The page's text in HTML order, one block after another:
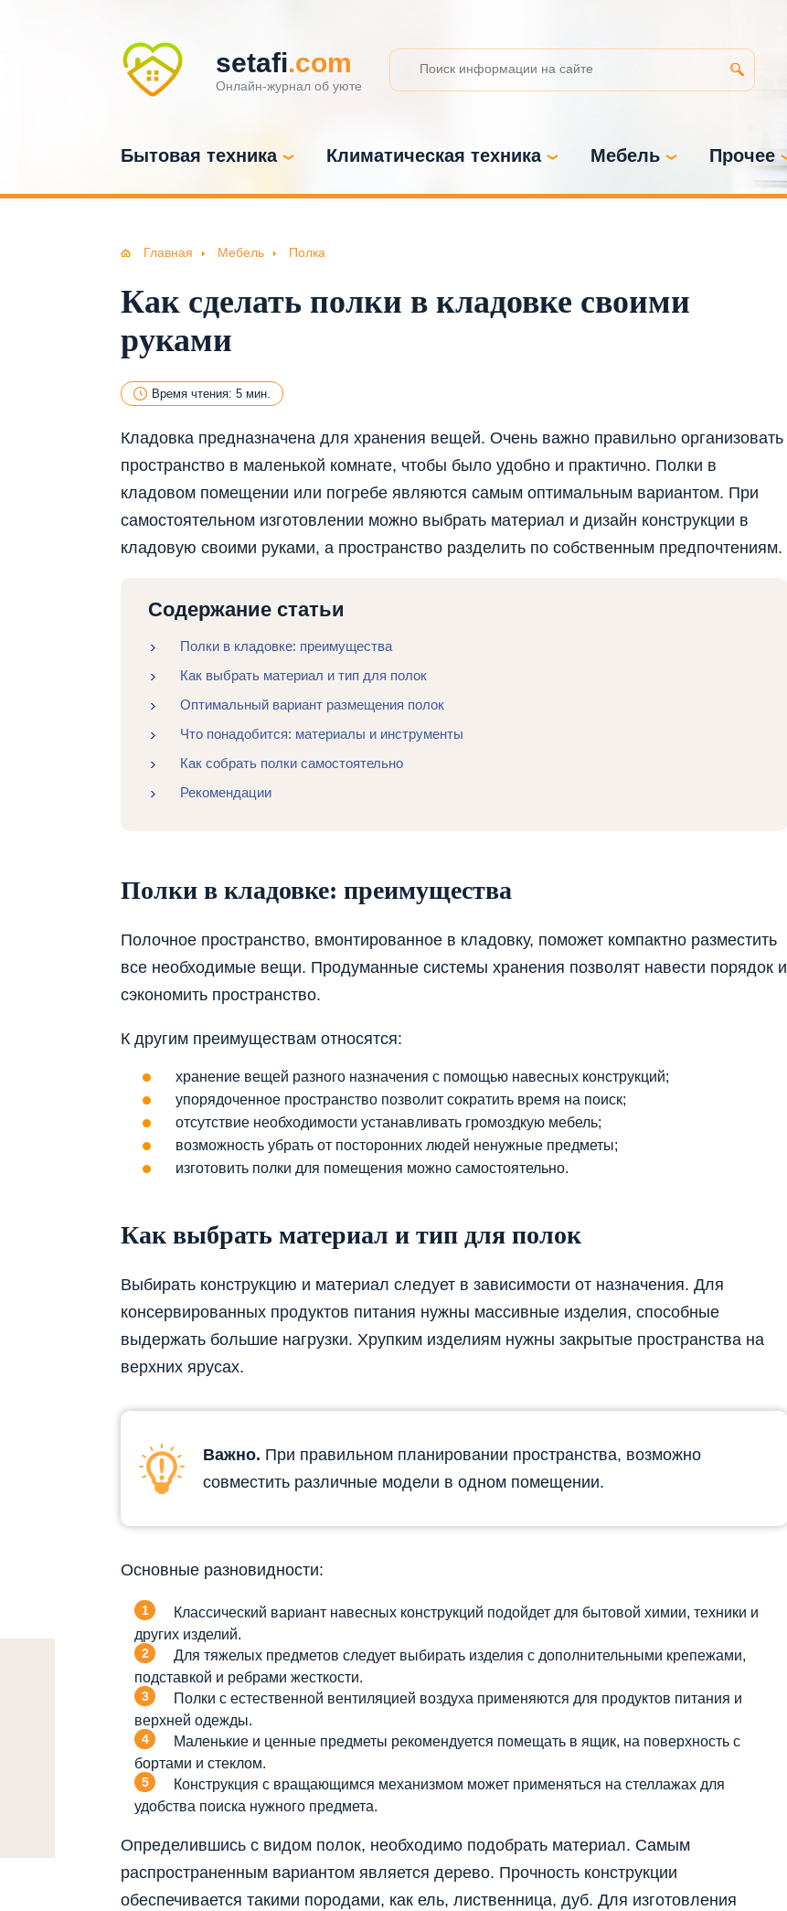
setafi.com
Онлайн-журнал об уюте
Бытовая техника Климатическая техника Мебель Прочее
Главная Мебель Полка
Как сделать полки в кладовке своими
руками
Время чтения: 5 мин.
Кладовка предназначена для хранения вещей. Очень важно правильно организовать
пространство в маленькой комнате, чтобы было удобно и практично. Полки в
кладовом помещении или погребе являются самым оптимальным вариантом. При
самостоятельном изготовлении можно выбрать материал и дизайн конструкции в
кладовую своими руками, а пространство разделить по собственным предпочтениям.
Содержание статьи
Полки в кладовке: преимущества
Как выбрать материал и тип для полок
Оптимальный вариант размещения полок
Что понадобится: материалы и инструменты
Как собрать полки самостоятельно
Рекомендации
Полки в кладовке: преимущества
Полочное пространство, вмонтированное в кладовку, поможет компактно разместить
все необходимые вещи. Продуманные системы хранения позволят навести порядок и
сэкономить пространство.
К другим преимуществам относятся:
хранение вещей разного назначения с помощью навесных конструкций;
упорядоченное пространство позволит сократить время на поиск;
отсутствие необходимости устанавливать громоздкую мебель;
возможность убрать от посторонних людей ненужные предметы;
изготовить полки для помещения можно самостоятельно.
Как выбрать материал и тип для полок
Выбирать конструкцию и материал следует в зависимости от назначения. Для
консервированных продуктов питания нужны массивные изделия, способные
выдержать большие нагрузки. Хрупким изделиям нужны закрытые пространства на
верхних ярусах.
Важно. При правильном планировании пространства, возможно
совместить различные модели в одном помещении.
Основные разновидности:
Классический вариант навесных конструкций подойдет для бытовой химии, техники и
других изделий.
Для тяжелых предметов следует выбирать изделия с дополнительными крепежами,
подставкой и ребрами жесткости.
Полки с естественной вентиляцией воздуха применяются для продуктов питания и
верхней одежды.
Маленькие и ценные предметы рекомендуется помещать в ящик, на поверхность с
бортами и стеклом.
Конструкция с вращающимся механизмом может применяться на стеллажах для
удобства поиска нужного предмета.
Определившись с видом полок, необходимо подобрать материал. Самым
распространенным вариантом является дерево. Прочность конструкции
обеспечивается такими породами, как ель, лиственница, дуб. Для изготовления